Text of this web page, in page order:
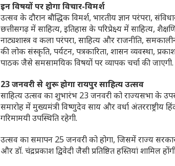
इन विषयों पर होगा विचार-विमर्श
उत्सव के दौरान बौद्धिक विमर्श, भारतीय ज्ञान परंपरा,
छत्तीसगढ़ में साहित्य, इतिहास के परिप्रेक्ष्य में साहित्य,
नाट्यशास्त्र व कला परंपरा, साहित्य और राजनीति,
की लोक संस्कृति, पर्यटन, पत्रकारिता, शासन व्यवस्था,
पाठक जैसे समसामयिक विषयों पर व्यापक चर्चा की जाएगी.
23 जनवरी से शुरू होगा रायपुर साहित्य उत्सव
साहित्य उत्सव का शुभारंभ 23 जनवरी को राज्यसभा के
समारोह में मुख्यमंत्री विष्णुदेव साय और वर्धा अंतरराष्ट्रीय
गरिमामयी उपस्थिति रहेगी.
उत्सव का समापन 25 जनवरी को होगा, जिसमें राज्य
और डॉ. चंद्रप्रकाश द्विवेदी जैसी प्रतिष्ठित हस्तियां शामिल